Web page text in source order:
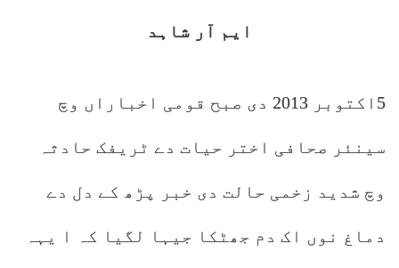
ایم آر شاہد
5اکتوبر 2013 دی صبح قومی اخباراں وچ
سینئر صحافی اختر حیات دے ٹریفک حادثہ
وچ شدید زخمی حالت دی خبر پڑھ کے دل دے
دماغ نوں اک دم جھٹکا جیہا لگیا کہ ا یہہ